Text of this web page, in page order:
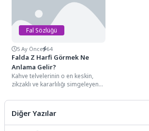
Fal Sözlüğü
5 Ay Önce 64
Falda Z Harfi Görmek Ne
Anlama Gelir?
Kahve telvelerinin o en keskin,
zikzaklı ve kararlılığı simgeleyen
fincanın orta kısımlarında...
Diğer Yazılar